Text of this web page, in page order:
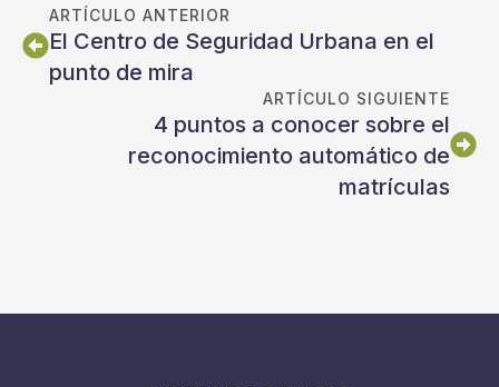
ARTÍCULO ANTERIOR
El Centro de Seguridad Urbana en el
punto de mira
ARTÍCULO SIGUIENTE
4 puntos a conocer sobre el
reconocimiento automático de
matrículas